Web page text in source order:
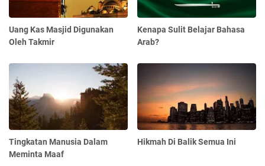
Uang Kas Masjid Digunakan
Oleh Takmir
Kenapa Sulit Belajar Bahasa
Arab?
Tingkatan Manusia Dalam
Meminta Maaf
Hikmah Di Balik Semua Ini